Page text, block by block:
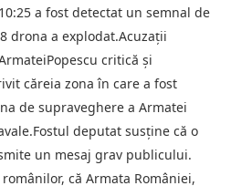
a fost detectat un semnal de
drona a explodat.Acuzații
critică și
căreia zona în care a fost
de supraveghere a Armatei
deputat susține că o
un mesaj grav publicului.
că Armata României,